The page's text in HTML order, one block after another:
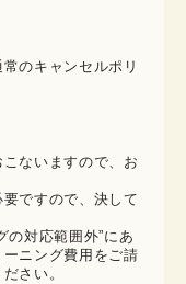
のキャンセルポリ
ないますので、お
ですので、決して
の対応範囲外”にあ
ニング費用をご請
さい。